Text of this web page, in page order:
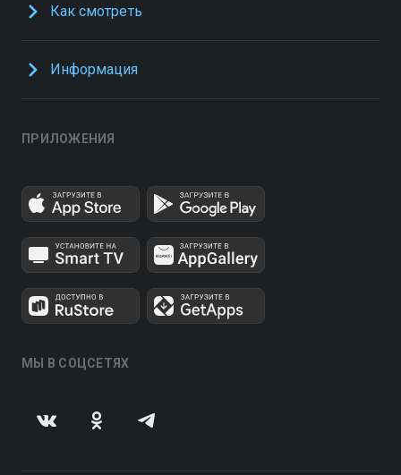
Как смотреть
Информация
ПРИЛОЖЕНИЯ
МЫ В СОЦСЕТЯХ